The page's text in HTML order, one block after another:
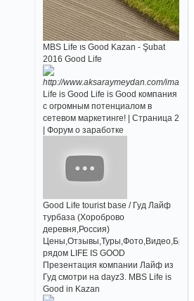
MBS Life ıs Good Kazan - Şubat
2016 Good Life
Life is Good Life is Good компания
с огромным потенциалом в
сетевом маркетинге! | Страница 2
| Форум о заработке
Good Life tourist base / Гуд Лайф
турбаза (Хороброво
деревня,Россия)
рядом LIFE IS GOOD
Презентация компании Лайф из
Гуд смотри на dayz3. MBS Life is
Good in Kazan